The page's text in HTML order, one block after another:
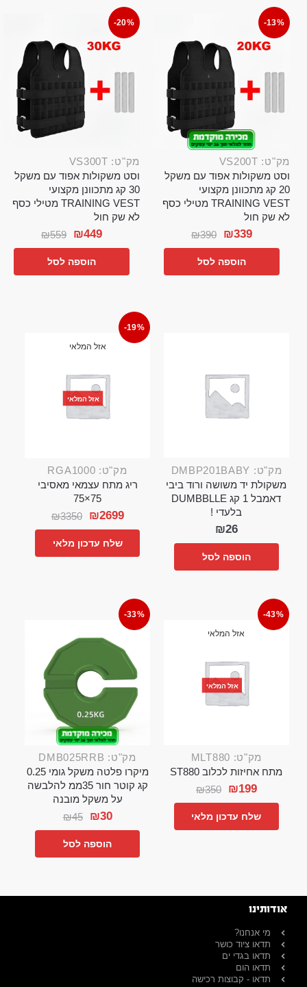
-13%
מק"ט: VS200T
וסט משקולות אפוד עם משקל
20 קג מתכוונן מקצועי
TRAINING VEST מטילי כסף
לא שק חול
₪390 ₪339
הוספה לסל
-20%
מק"ט: VS300T
וסט משקולות אפוד עם משקל
30 קג מתכוונן מקצועי
TRAINING VEST מטילי כסף
לא שק חול
₪559 ₪449
הוספה לסל
מק"ט: DMBP201BABY
משקולת יד משושה ורוד ביבי
דאמבל 1 קג DUMBBLLE
בלעדי !
₪26
הוספה לסל
-19%
אזל המלאי
אזל המלאי
מק"ט: RGA1000
ריג מתח עצמאי מאסיבי
75×75
₪3350 ₪2699
שלח עדכון מלאי
-43%
אזל המלאי
אזל המלאי
מק"ט: MLT880
מתח אחיזות לכלוב ST880
₪350 ₪199
שלח עדכון מלאי
-33%
מק"ט: DMB025RRB
מיקרו פלטה משקל גומי 0.25
קג קוטר חור 35ממ להלבשה
על משקל מובנה
₪45 ₪30
הוספה לסל
אודותינו
מי אנחנו?
תדאו ציוד כושר
תדאו בגדי ים
תדאו הום
תדאו - קבוצות רכישה